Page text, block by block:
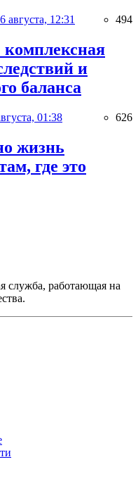
августа, 12:31 494
комплексная
и
баланса
01:38 626
жизнь
где это
служба, работающая на